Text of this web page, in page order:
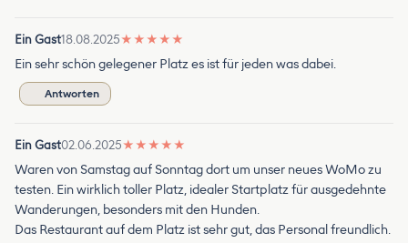
Ein Gast18.08.2025★ ★ ★ ★ ★
Ein sehr schön gelegener Platz es ist für jeden was dabei.
Antworten
Ein Gast02.06.2025★ ★ ★ ★ ★
Waren von Samstag auf Sonntag dort um unser neues WoMo zu
testen. Ein wirklich toller Platz, idealer Startplatz für ausgedehnte
Wanderungen, besonders mit den Hunden.
Das Restaurant auf dem Platz ist sehr gut, das Personal freundlich.